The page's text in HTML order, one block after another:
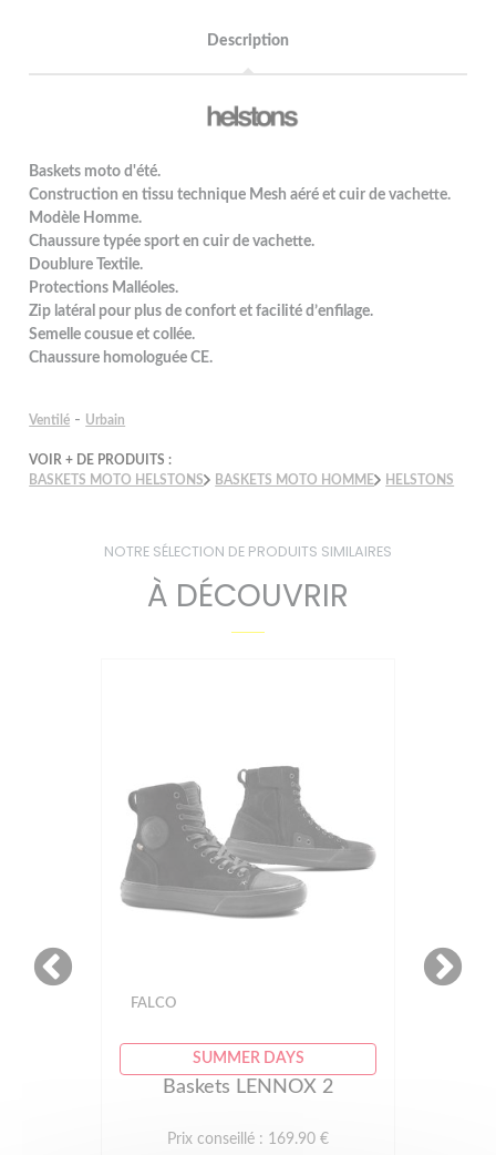
Description
Baskets moto d'été.
Construction en tissu technique Mesh aéré et cuir de vachette.
Modèle Homme.
Chaussure typée sport en cuir de vachette.
Doublure Textile.
Protections Malléoles.
Zip latéral pour plus de confort et facilité d’enfilage.
Semelle cousue et collée.
Chaussure homologuée CE.
Ventilé - Urbain
VOIR + DE PRODUITS :
BASKETS MOTO HELSTONS
BASKETS MOTO HOMME HELSTONS
NOTRE SÉLECTION DE PRODUITS SIMILAIRES
À DÉCOUVRIR
FALCO
SUMMER DAYS
Baskets LENNOX 2
Prix conseillé : 169.90 €